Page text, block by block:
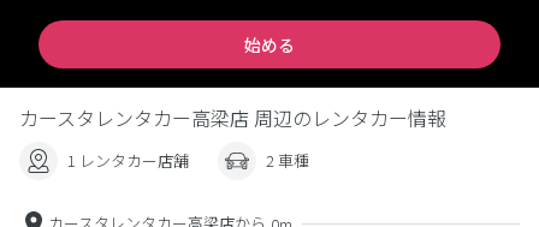
始める
カースタレンタカー高梁店 周辺のレンタカー情報
1 レンタカー店舗 2 車種